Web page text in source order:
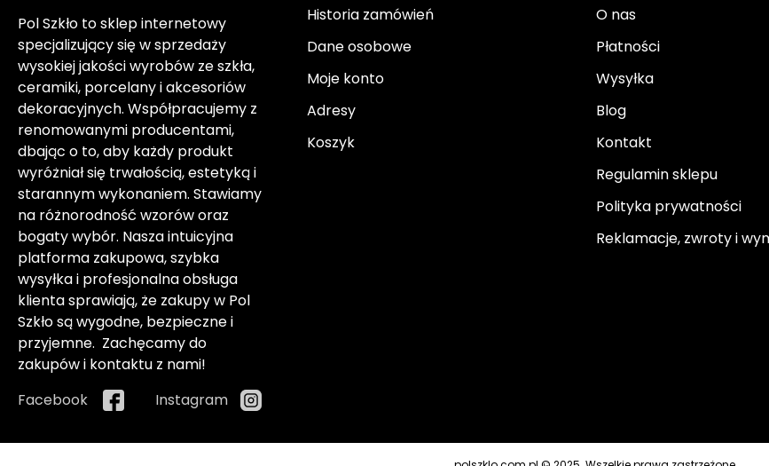
Pol Szkło to sklep internetowy
specjalizujący się w sprzedaży
wysokiej jakości wyrobów ze szkła,
ceramiki, porcelany i akcesoriów
dekoracyjnych. Współpracujemy z
renomowanymi producentami,
dbając o to, aby każdy produkt
wyróżniał się trwałością, estetyką i
starannym wykonaniem. Stawiamy
na różnorodność wzorów oraz
bogaty wybór. Nasza intuicyjna
platforma zakupowa, szybka
wysyłka i profesjonalna obsługa
klienta sprawiają, że zakupy w Pol
Szkło są wygodne, bezpieczne i
przyjemne. Zachęcamy do
zakupów i kontaktu z nami!
Facebook
Instagram
Historia zamówień
Dane osobowe
Moje konto
Adresy
Koszyk
O nas
Płatności
Wysyłka
Blog
Kontakt
Regulamin sklepu
Polityka prywatności
Reklamacje, zwroty i